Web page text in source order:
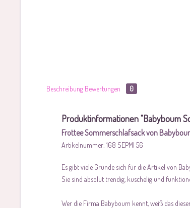
Beschreibung Bewertungen 0
Produktinformationen "Babyboum
Frottee Sommerschlafsack von
Artikelnummer: 168 SEPMI 56
Es gibt viele Gründe sich für die Artikel von
Sie sind absolut trendig, kuschelig und
Wer die Firma Babyboum kennt, weiß das